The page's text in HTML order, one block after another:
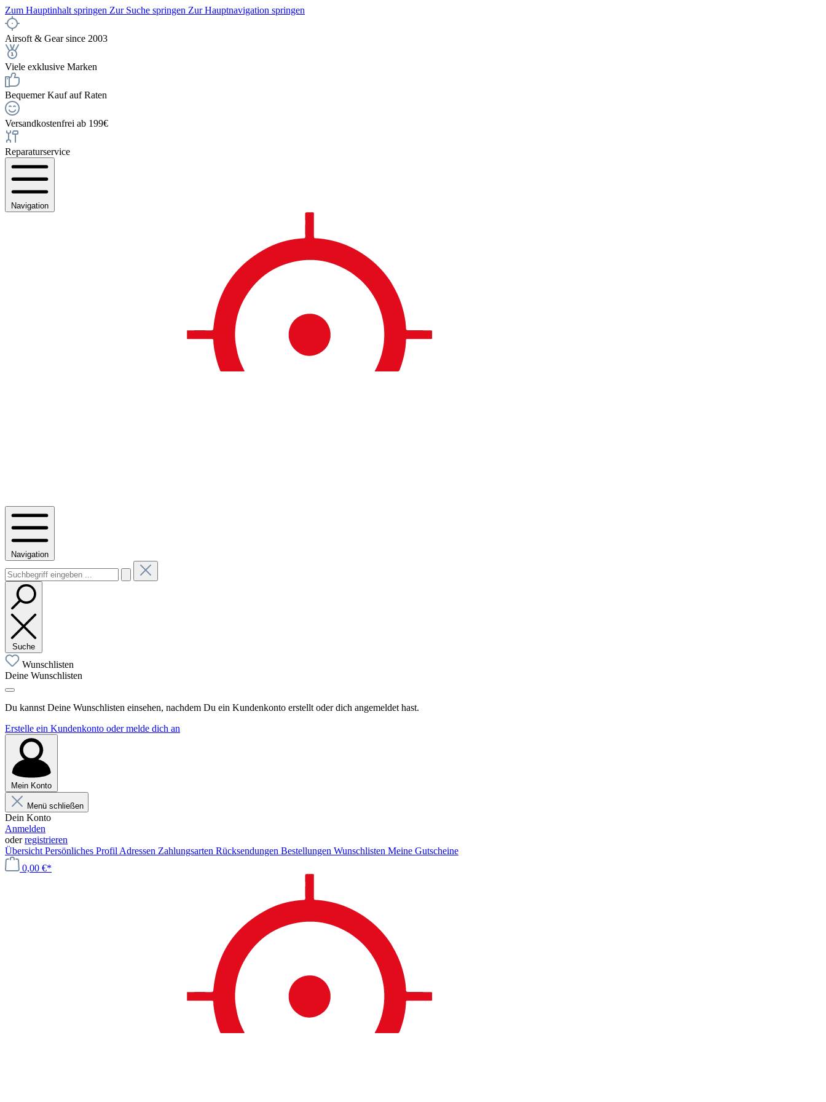
Zum Hauptinhalt springen Zur Suche springen Zur Hauptnavigation springen
Airsoft & Gear since 2003
Viele exklusive Marken
Bequemer Kauf auf Raten
Versandkostenfrei ab 199€
Reparaturservice
Navigation
Navigation
Suche
Wunschlisten
Deine Wunschlisten
Du kannst Deine Wunschlisten einsehen, nachdem Du ein Kundenkonto erstellt oder dich angemeldet hast.
Erstelle ein Kundenkonto oder melde dich an
Mein Konto
Menü schließen
Dein Konto
Anmelden
oderregistrieren
Übersicht Persönliches Profil Adressen Zahlungsarten Rücksendungen Bestellungen Wunschlisten Meine Gutscheine
0,00 €*